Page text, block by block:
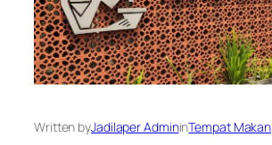
Written byJadilaper AdmininTempat Makan